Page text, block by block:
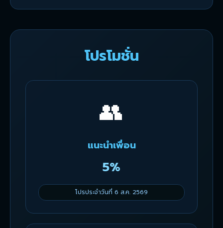
โปรโมชั่น
👥
แนะนำเพื่อน
5%
โปรประจำวันที่ 6 ส.ค. 2569